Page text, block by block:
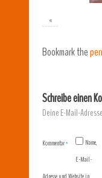
«
Bookmark the
Schreibe einen
Deine E-Mail-
Kommentar*
Name,
E-Mail-